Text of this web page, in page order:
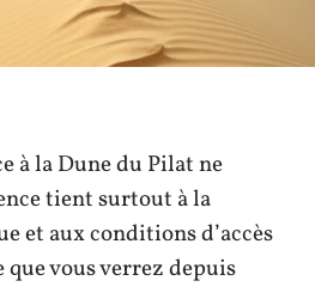
à la Dune du Pilat ne
tient surtout à la
et aux conditions d’accès
vous verrez depuis